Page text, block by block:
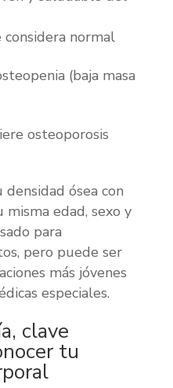
normal
(baja masa
osteoporosis
ósea con
edad, sexo y
para
pero puede ser
más jóvenes
especiales.
clave
tu